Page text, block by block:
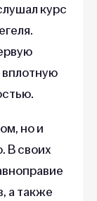
курс
вплотную
но и
В своих
а также